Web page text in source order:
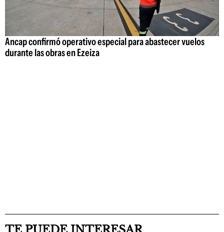
Ancap confirmó operativo especial para abastecer vuelos
durante las obras en Ezeiza